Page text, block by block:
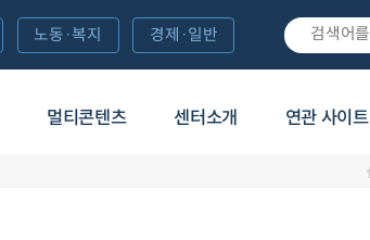
멀티콘텐츠 센터소개 연관 사이트
노동·복지 경제·일반